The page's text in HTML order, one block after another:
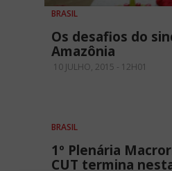
BRASIL
Os desafios do
Amazônia
10 JULHO, 2015 - 12H01
BRASIL
1º Plenária
CUT termina